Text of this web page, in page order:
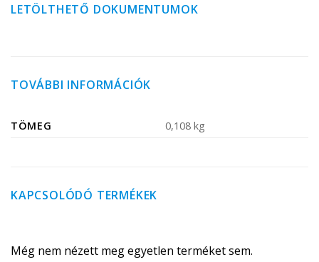
LETÖLTHETŐ DOKUMENTUMOK
TOVÁBBI INFORMÁCIÓK
TÖMEG 0,108 kg
KAPCSOLÓDÓ TERMÉKEK
Még nem nézett meg egyetlen terméket sem.